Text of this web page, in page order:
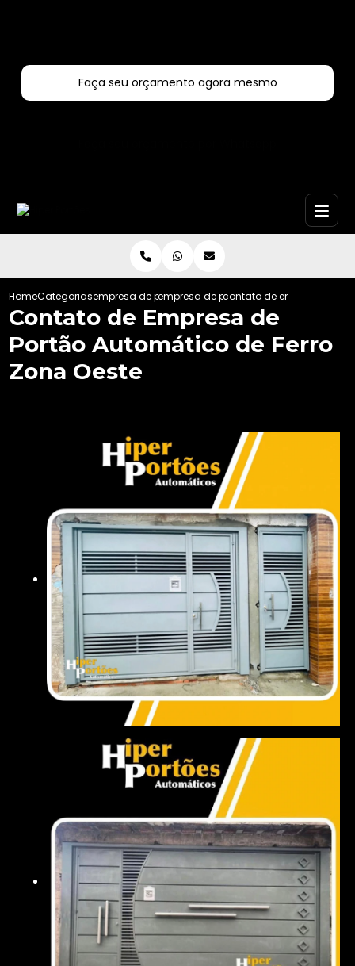
Faça seu orçamento agora mesmo
HomeCategoriasempresa de portoes automaticos
empresa de portao automatico de aco
contato de empresa de
Contato de Empresa de
Portão Automático de Ferro
Zona Oeste